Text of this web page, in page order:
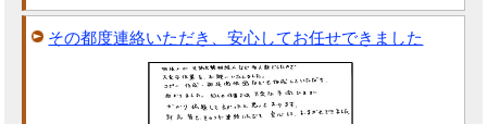
その都度連絡いただき、安心してお任せできました